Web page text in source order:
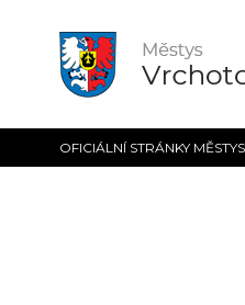
OFICIÁLNÍ STRÁNKY